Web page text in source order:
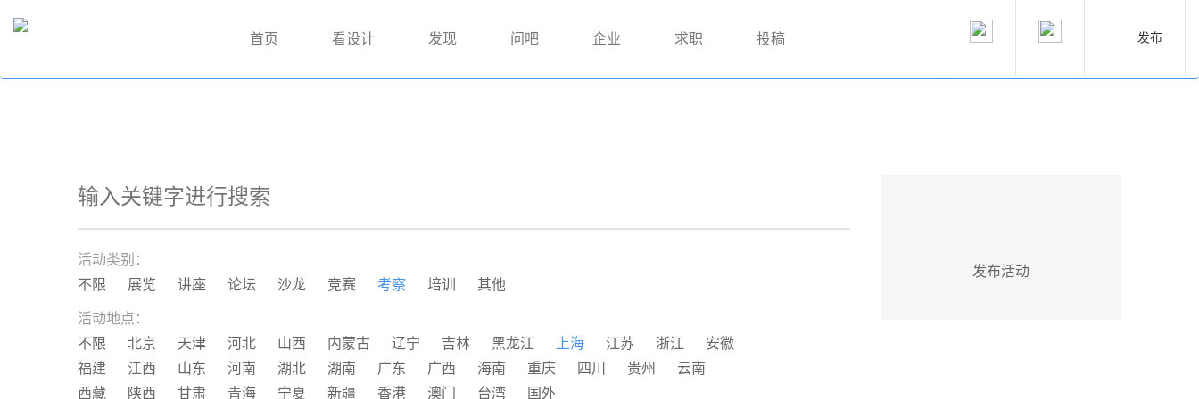
首页 看设计 发现 问吧 企业 求职 投稿 发布
活动类别：
不限
展览 讲座 论坛 沙龙 竞赛 考察 培训 其他
活动地点：
不限
北京 天津 河北 山西 内蒙古 辽宁 吉林 黑龙江 上海 江苏 浙江
安徽
福建
江西 山东 河南 湖北 湖南 广东 广西 海南 重庆 四川 贵州
云南
西藏
陕西 甘肃 青海 宁夏 新疆 香港 澳门 台湾 国外
发布活动